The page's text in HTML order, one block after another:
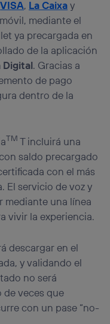
VISA, La Caixay
mediante el
ya precargada en
de la aplicación
Digital. Gracias a
de pago
dentro de la
TM T incluirá una
saldo precargado
con el más
El servicio de voz y
mediante una línea
vivir la experiencia.
descargar en el
y validando el
no será
de veces que
con un pase “no-
ancha
en función de las
miembros del hogar
será más
en la
Utiq seleccionando
Utiq
consulta